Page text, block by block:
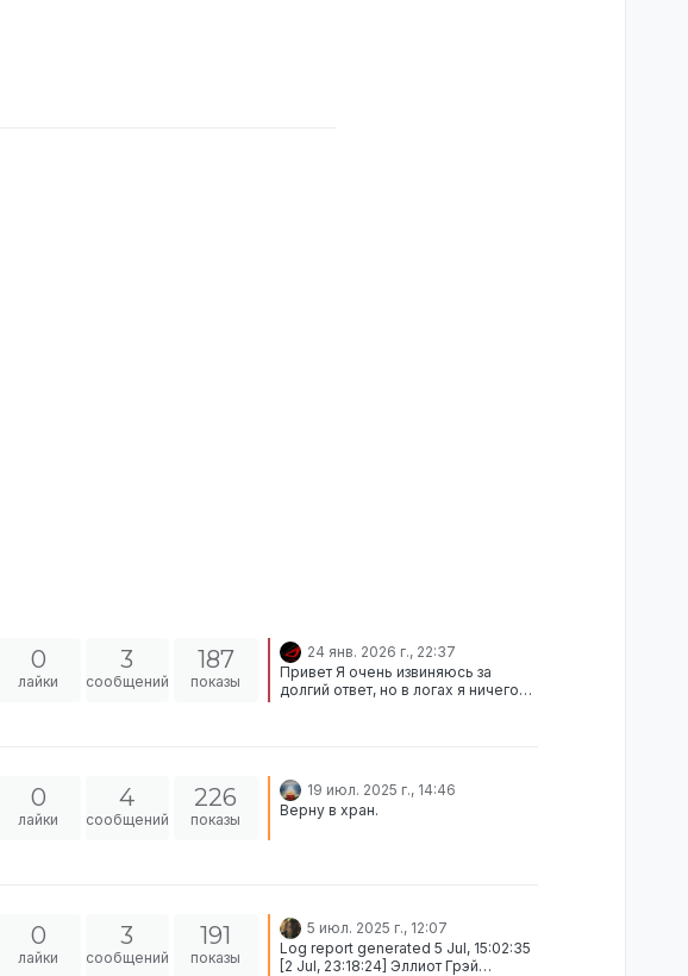
0
лайки
3
сообщений
187
показы
24 янв. 2026 г., 22:37
Привет Я очень извиняюсь за
долгий ответ, но в логах я ничего
Цезарь Маскорпоне получит
строгий watch list за NonRP и
LeaveRP
0
лайки
4
сообщений
226
показы
19 июл. 2025 г., 14:46
Верну в хран.
0
лайки
3
сообщений
191
показы
5 июл. 2025 г., 12:07
Log report generated 5 Jul, 15:02:35
[2 Jul, 23:18:24] Эллиот Грэй